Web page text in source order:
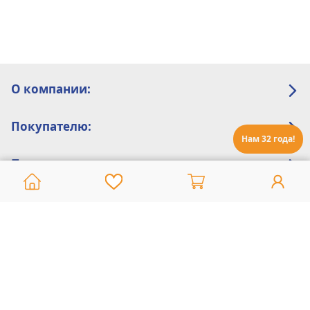
Нам 32 года!
О компании:
Покупателю:
Помощь: